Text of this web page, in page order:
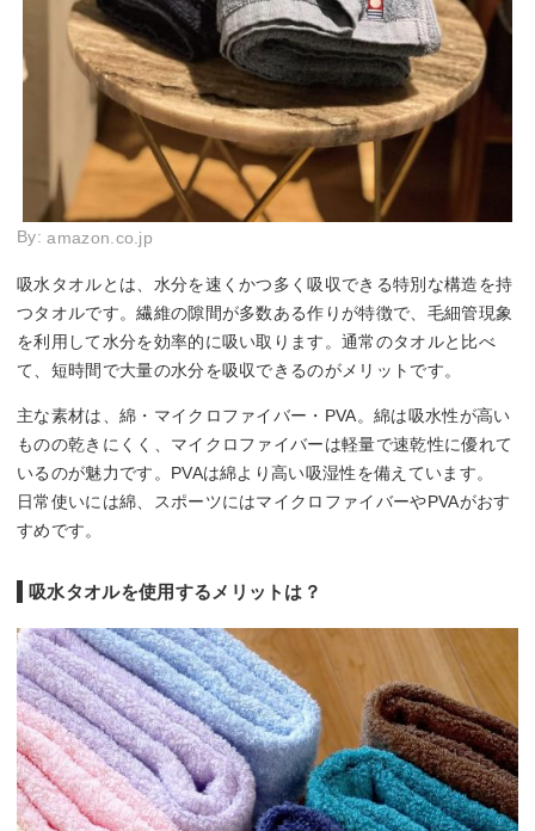
By:amazon.co.jp
吸水タオルとは、水分を速くかつ多く吸収できる特別な構造を持
つタオルです。繊維の隙間が多数ある作りが特徴で、毛細管現象
を利用して水分を効率的に吸い取ります。通常のタオルと比べ
て、短時間で大量の水分を吸収できるのがメリットです。
主な素材は、綿・マイクロファイバー・PVA。綿は吸水性が高い
ものの乾きにくく、マイクロファイバーは軽量で速乾性に優れて
いるのが魅力です。PVAは綿より高い吸湿性を備えています。
日常使いには綿、スポーツにはマイクロファイバーやPVAがおす
すめです。
吸水タオルを使用するメリットは？